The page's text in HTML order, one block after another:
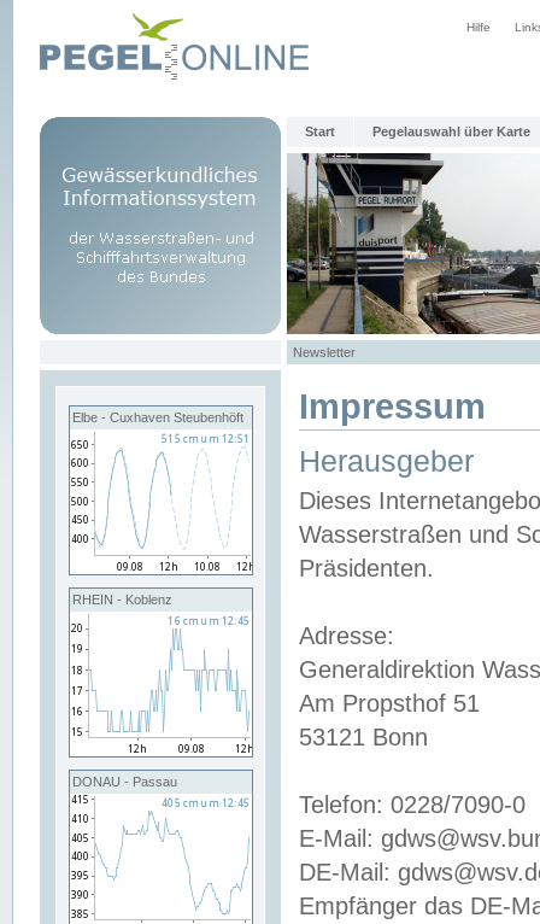
Hilfe
Start Pegelauswahl über Karte
Newsletter
Elbe - Cuxhaven Steubenhöft
RHEIN - Koblenz
DONAU - Passau
Impressum
Herausgeber
Dieses
Wasserstraßen und
Präsidenten.
Adresse:
Generaldirektion
Am Propsthof 51
53121 Bonn
Telefon: 0228/7090-0
E-Mail:
DE-Mail:
Empfänger das DE-